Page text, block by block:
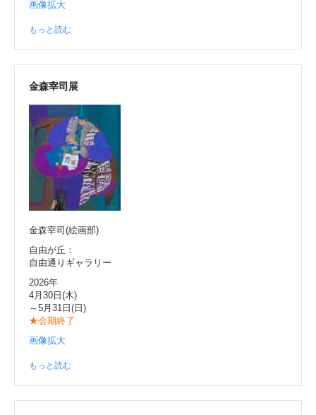
画像拡大
もっと読む
金森宰司展
金森宰司(絵画部)
自由が丘：
自由通りギャラリー
2026年
4月30日(木)
～5月31日(日)
★会期終了
画像拡大
もっと読む